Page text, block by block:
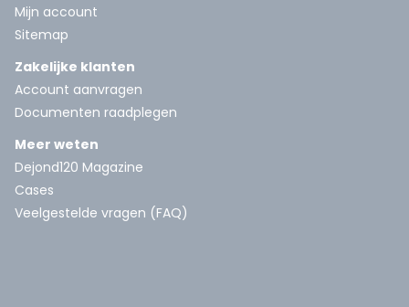
Mijn account
Sitemap
Zakelijke klanten
Account aanvragen
Documenten raadplegen
Meer weten
Dejond120 Magazine
Cases
Veelgestelde vragen (FAQ)